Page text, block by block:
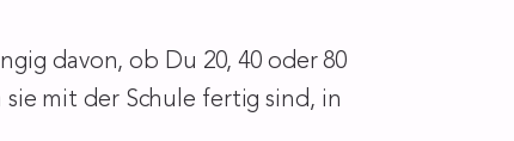
davon, ob Du 20, 40 oder 80
mit der Schule fertig sind, in